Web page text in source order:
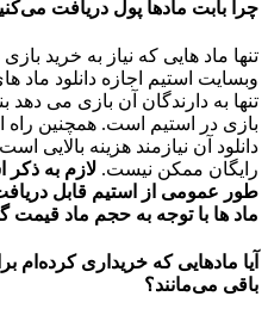
چرا بابت مادها پول دریافت
تنها ماد هایی که نیاز به خرید
وبسایت استیم اجازه دانلود ماد
تنها به دارندگان آن بازی می دهد
بازی در استیم است. همچنین راه
دانلود آن نیازمند هزینه بالایی
رایگان ممکن نیست. لازم به
طور عمومی از استیم قابل
ماد ها با توجه به حجم ماد قیمت
آیا مادهایی که خریداری
باقی می‌مانند؟